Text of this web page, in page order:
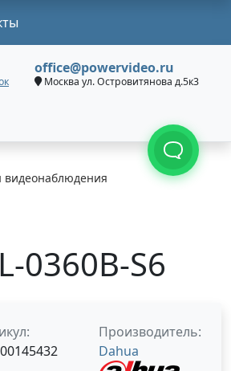
office@powervideo.ru
Москва ул. Островитянова д.5к3
видеонаблюдения
0360B-S6
Производитель:
Dahua